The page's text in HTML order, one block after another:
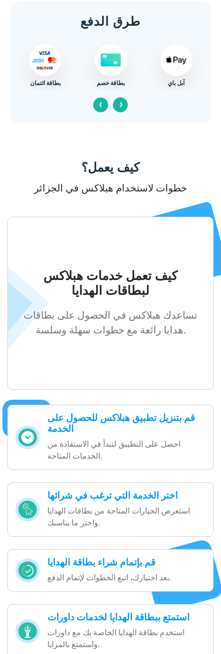
طرق الدفع
بطاقة ائتمان بطاقة خصم آبل باي
‹ ›
كيف يعمل؟
خطوات لاستخدام هبلاكس في الجزائر
قم بتنزيل تطبيق هبلاكس للحصول على
الخدمة
احصل على التطبيق لتبدأ في الاستفادة من
الخدمات المتاحة.
اختر الخدمة التي ترغب في شرائها
استعرض الخيارات المتاحة من بطاقات الهدايا
واختر ما يناسبك.
قم بإتمام شراء بطاقة الهدايا
بعد اختيارك، اتبع الخطوات لإتمام الدفع.
استمتع ببطاقة الهدايا لخدمات داورات
استخدم بطاقة الهدايا الخاصة بك مع داورات
واستمتع بالمزايا.
كيف تعمل خدمات هبلاكس
لبطاقات الهدايا
تساعدك هبلاكس في الحصول على بطاقات
هدايا رائعة مع خطوات سهلة وسلسة.